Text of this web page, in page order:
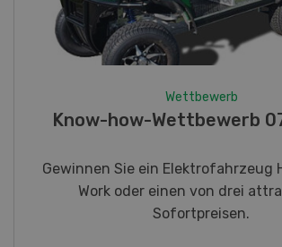
Fotorätsel 07-08/26
Gewinnen Sie eines von fünf LANDI
Taschenmessern